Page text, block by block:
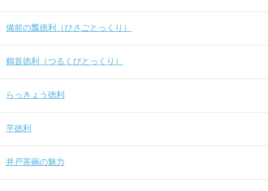
備前の瓢徳利（ひさごとっくり）
鶴首徳利（つるくびとっくり）
らっきょう徳利
芋徳利
井戸茶碗の魅力